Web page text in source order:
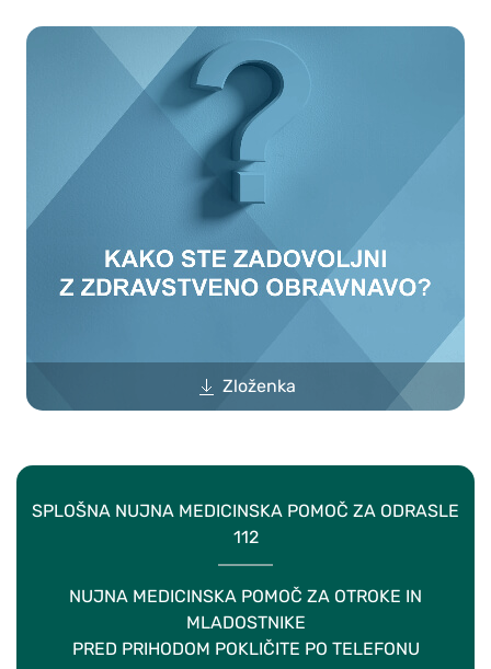
Zloženka
SPLOŠNA NUJNA MEDICINSKA POMOČ ZA ODRASLE
112
NUJNA MEDICINSKA POMOČ ZA OTROKE IN
MLADOSTNIKE
PRED PRIHODOM POKLIČITE PO TELEFONU